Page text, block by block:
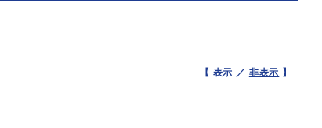
【 表示 ／ 非表示 】